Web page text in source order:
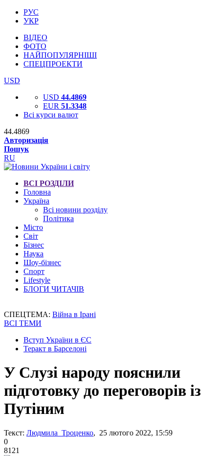
РУС
УКР
ВІДЕО
ФОТО
НАЙПОПУЛЯРНІШІ
СПЕЦПРОЕКТИ
USD
USD 44.4869
EUR 51.3348
Всі курси валют
44.4869
Авторизація
Пошук
RU
ВСІ РОЗДІЛИ
Головна
Україна
Всі новини розділу
Політика
Місто
Світ
Бізнес
Наука
Шоу-бізнес
Спорт
Lifestyle
БЛОГИ ЧИТАЧІВ
СПЕЦТЕМА: Війна в Ірані
ВСІ ТЕМИ
Вступ України в ЄС
Теракт в Барселоні
У Слузі народу пояснили
підготовку до переговорів із
Путіним
Текст: Людмила Троценко, 25 лютого 2022, 15:59
0
8121